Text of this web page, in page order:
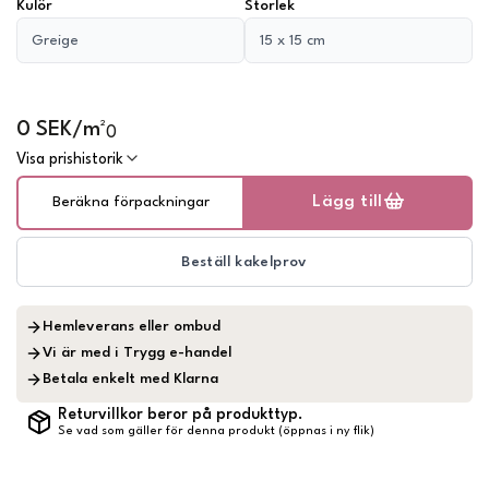
Kulör
Greige
Storlek
15 x 15 cm
0 SEK/m²0
Visa prishistorik
Beräkna förpackningar Lägg till
Beställ kakelprov
Hemleverans eller ombud
Vi är med i Trygg e-handel
Betala enkelt med Klarna
Returvillkor beror på produkttyp.
Se vad som gäller för denna produkt (öppnas i ny flik)